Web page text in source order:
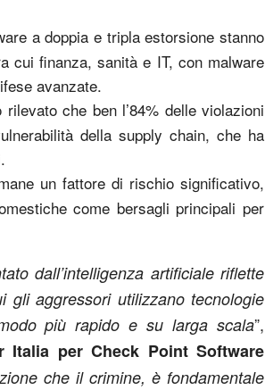
a doppia e tripla estorsione stanno
cui finanza, sanità e IT, con malware
avanzate.
rilevato che ben l’84% delle violazioni
della supply chain, che ha
un fattore di rischio significativo,
come bersagli principali per
dall’intelligenza artificiale riflette
gli aggressori utilizzano tecnologie
più rapido e su larga scala”,
Italia per Check Point Software
che il crimine, è fondamentale